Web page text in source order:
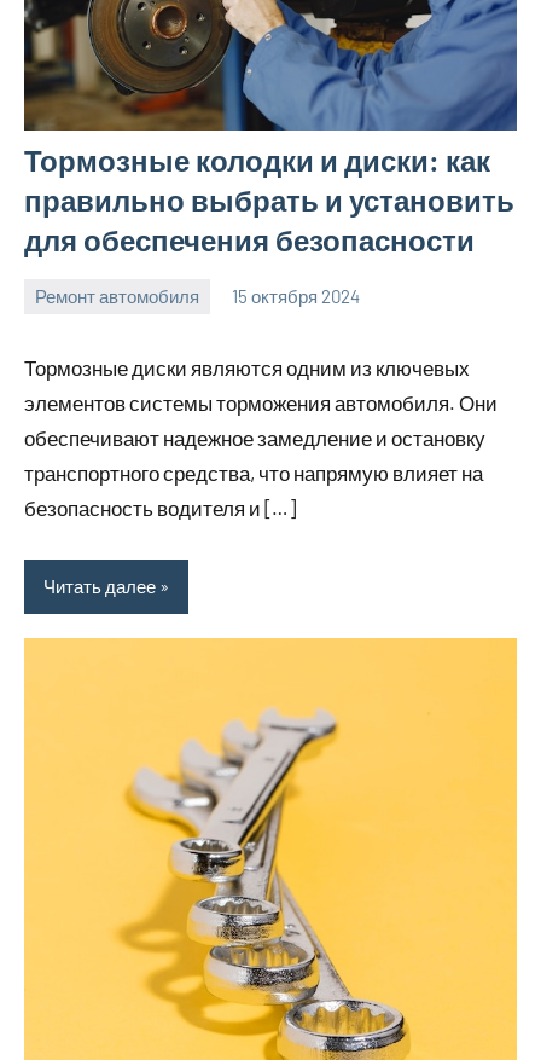
Тормозные колодки и диски: как
правильно выбрать и установить
для обеспечения безопасности
Ремонт автомобиля 15 октября 2024
Тормозные диски являются одним из ключевых
элементов системы торможения автомобиля. Они
обеспечивают надежное замедление и остановку
транспортного средства, что напрямую влияет на
безопасность водителя и […]
Читать далее